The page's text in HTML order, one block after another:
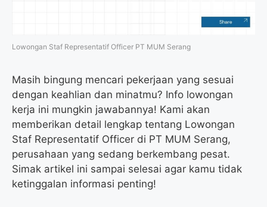
Lowongan Staf Representatif Officer PT MUM Serang
Masih bingung mencari pekerjaan yang sesuai
dengan keahlian dan minatmu? Info lowongan
kerja ini mungkin jawabannya! Kami akan
memberikan detail lengkap tentang Lowongan
Staf Representatif Officer di PT MUM Serang,
perusahaan yang sedang berkembang pesat.
Simak artikel ini sampai selesai agar kamu tidak
ketinggalan informasi penting!